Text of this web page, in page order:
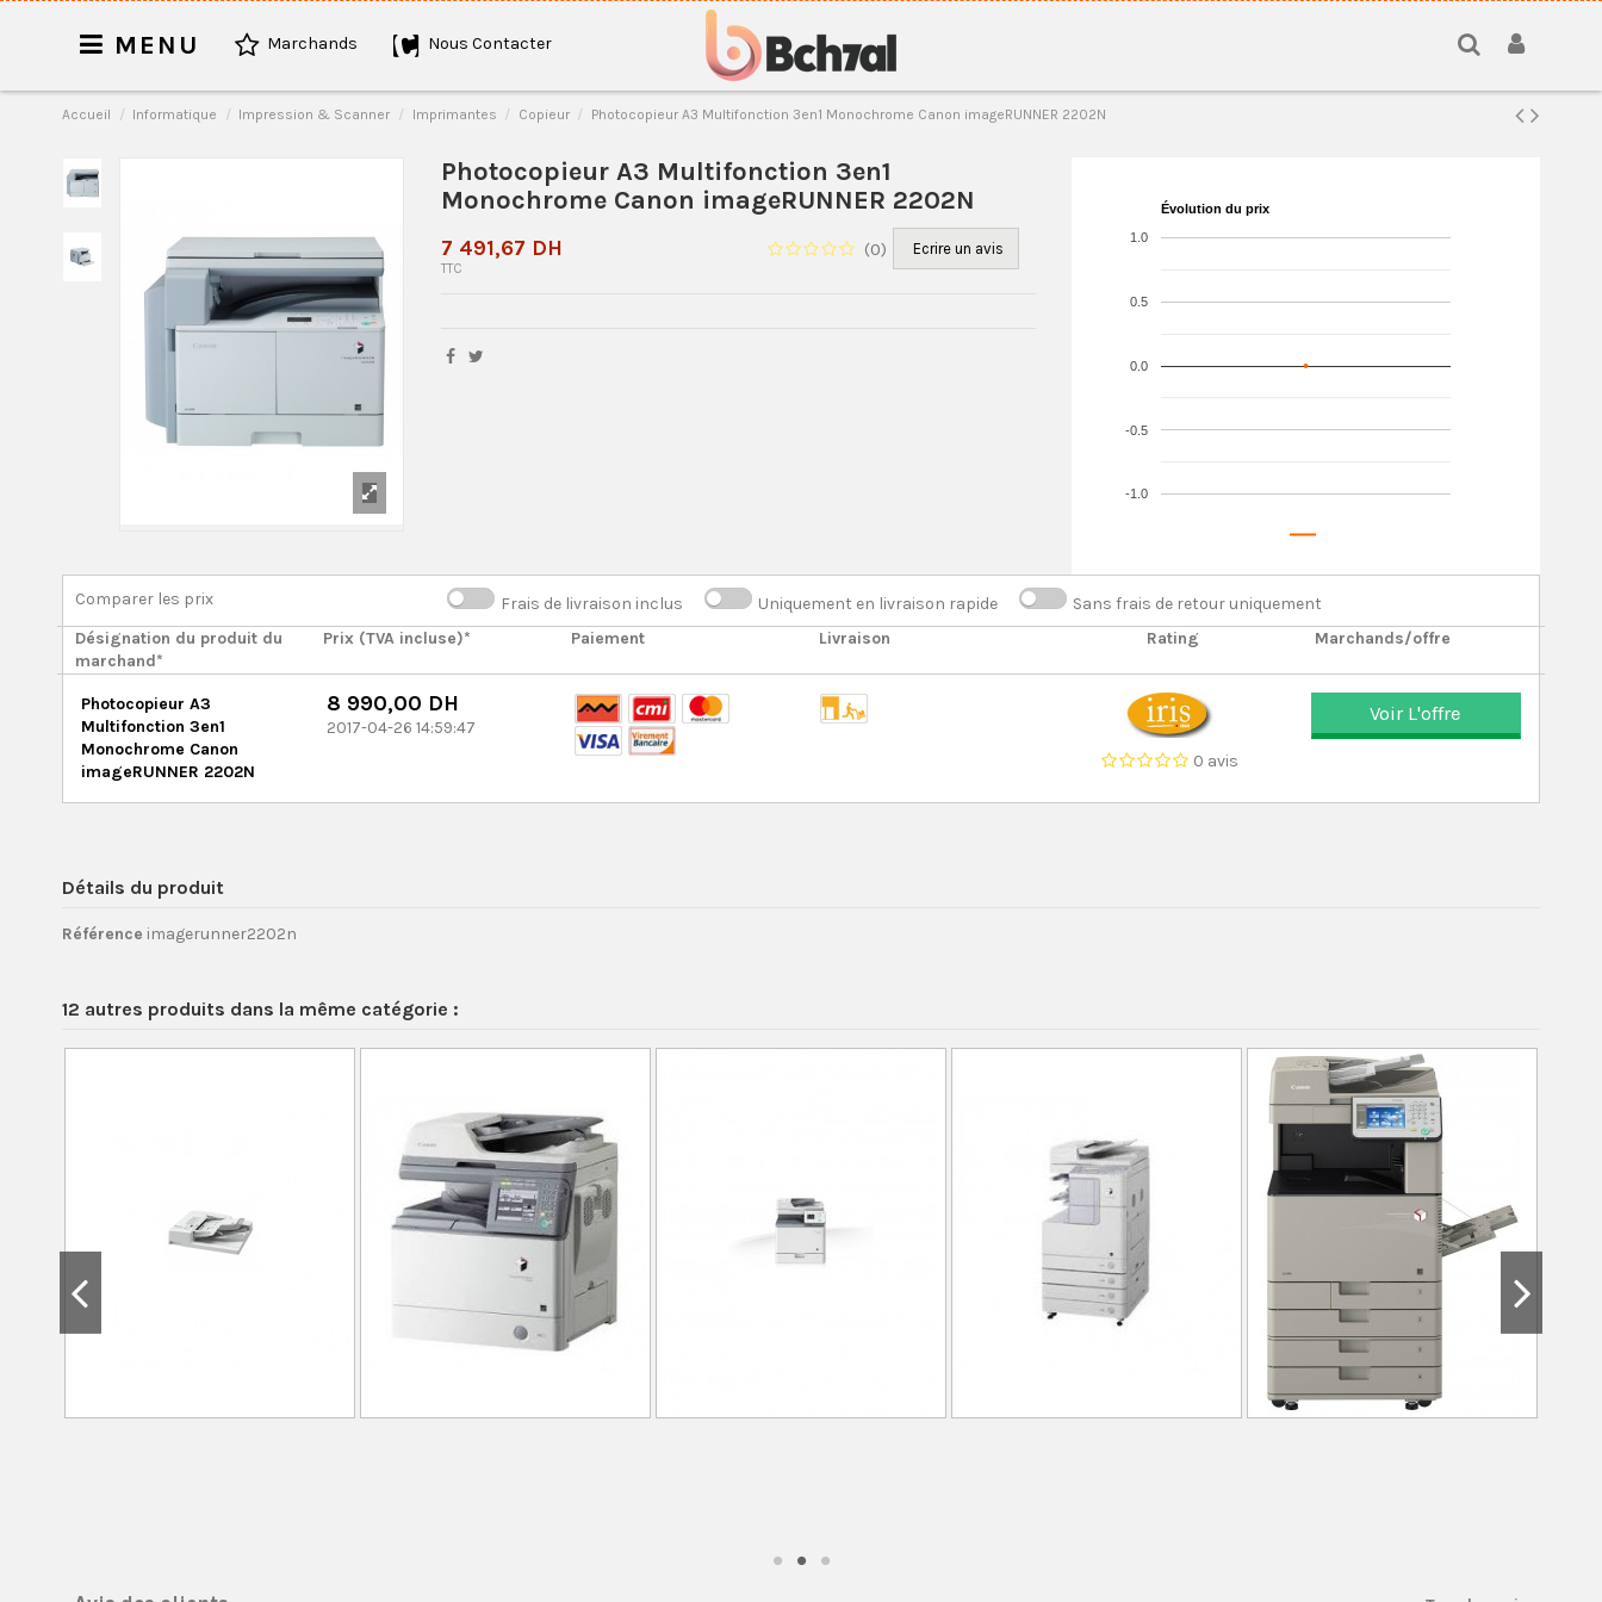
MENU Marchands Nous Contacter
Accueil Informatique Impression & Scanner Imprimantes Copieur Photocopieur A3 Multifonction 3en1 Monochrome Canon imageRUNNER 2202N
Photocopieur A3 Multifonction 3en1
Monochrome Canon imageRUNNER 2202N
(0) Ecrire un avis
7 491,67 DH
TTC
Évolution du prix
-1.0
-0.5
0.0
0.5
1.0
Comparer les prix Frais de livraison inclus Uniquement en livraison rapide
Sans frais de retour uniquement
Désignation du produit du
marchand*
Prix (TVA incluse)* Paiement Livraison Rating Marchands/offre
Photocopieur A3
Multifonction 3en1
Monochrome Canon
imageRUNNER 2202N
8 990,00 DH
2017-04-26 14:59:47
0 avis
Voir L'offre
Détails du produit
Référence imagerunner2202n
12 autres produits dans la même catégorie :